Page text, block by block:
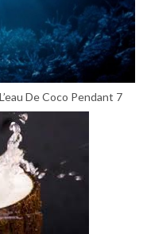
De Coco Pendant 7